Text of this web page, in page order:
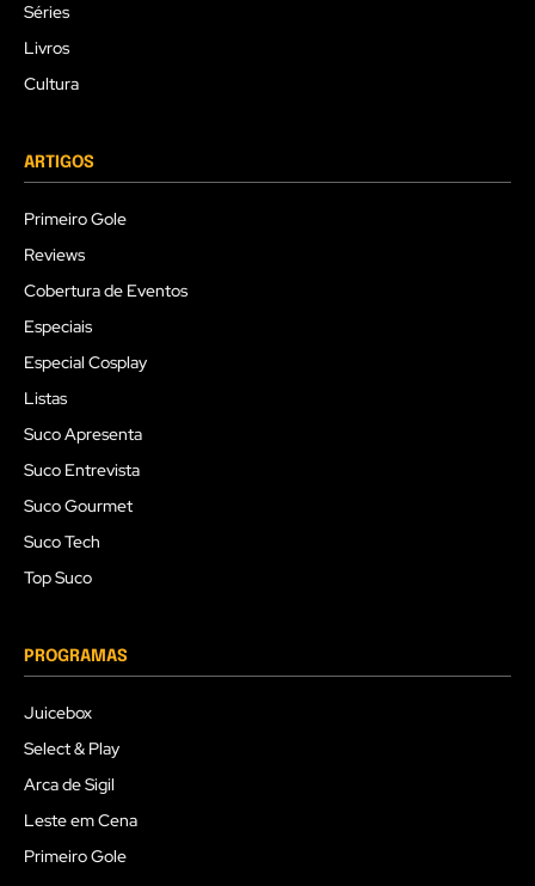
Séries
Livros
Cultura
ARTIGOS
Primeiro Gole
Reviews
Cobertura de Eventos
Especiais
Especial Cosplay
Listas
Suco Apresenta
Suco Entrevista
Suco Gourmet
Suco Tech
Top Suco
PROGRAMAS
Juicebox
Select & Play
Arca de Sigil
Leste em Cena
Primeiro Gole